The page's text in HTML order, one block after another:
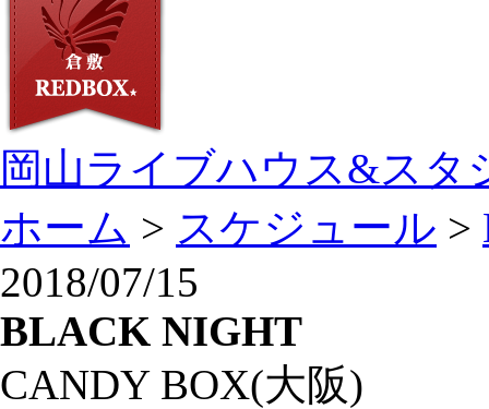
岡山ライブハウス&スタ
ホーム > スケジュール >
2018/07/15
BLACK NIGHT
CANDY BOX(大阪)